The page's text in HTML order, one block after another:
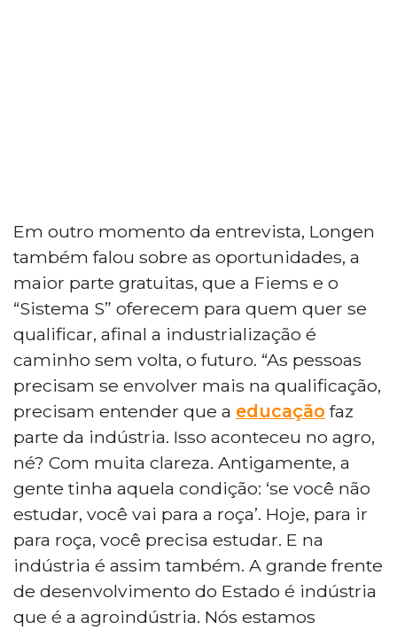
Em outro momento da entrevista, Longen
também falou sobre as oportunidades, a
maior parte gratuitas, que a Fiems e o
“Sistema S” oferecem para quem quer se
qualificar, afinal a industrialização é
caminho sem volta, o futuro. “As pessoas
precisam se envolver mais na qualificação,
precisam entender que a educação faz
parte da indústria. Isso aconteceu no agro,
né? Com muita clareza. Antigamente, a
gente tinha aquela condição: ‘se você não
estudar, você vai para a roça’. Hoje, para ir
para roça, você precisa estudar. E na
indústria é assim também. A grande frente
de desenvolvimento do Estado é indústria
que é a agroindústria. Nós estamos